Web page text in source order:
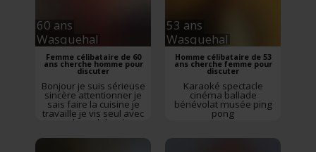
60 ans
Wasquehal
Femme célibataire de 60
ans cherche homme pour
discuter
Bonjour je suis sérieuse
sincère attentionner je
sais faire la cuisine je
travaille je vis seul avec
mes deux chihuahua
grands je cherche un
53 ans
Wasquehal
Homme célibataire de 53
ans cherche femme pour
discuter
Karaoké spectacle
cinéma ballade
bénévolat musée ping
pong